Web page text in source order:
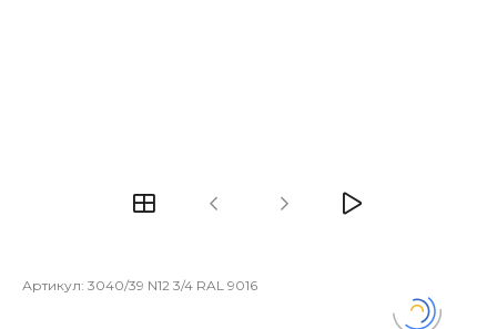
Артикул: 3040/39 N12 3/4 RAL 9016